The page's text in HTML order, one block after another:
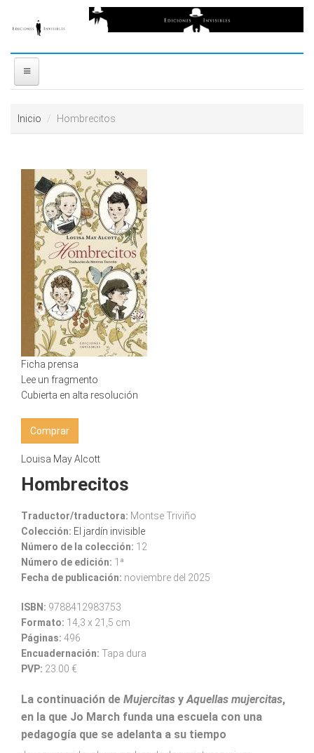
Ir al contenido principal
coloring
horoscopes
download
resizer
DISTRIBUIDORES
PREMIOS
CONTACTO
Inicio Hombrecitos
Ficha prensa
Lee un fragmento
Cubierta en alta resolución
Comprar
Louisa May Alcott
Hombrecitos
Traductor/traductora: Montse Triviño
Colección: El jardín invisible
Número de la colección: 12
Número de edición: 1ª
Fecha de publicación: noviembre del 2025
ISBN: 9788412983753
Formato: 14,3 x 21,5 cm
Páginas: 496
Encuadernación: Tapa dura
PVP: 23.00 €
La continuación de Mujercitas yAquellas mujercitas,
en la que Jo March funda una escuela con una
pedagogía que se adelanta a su tiempo